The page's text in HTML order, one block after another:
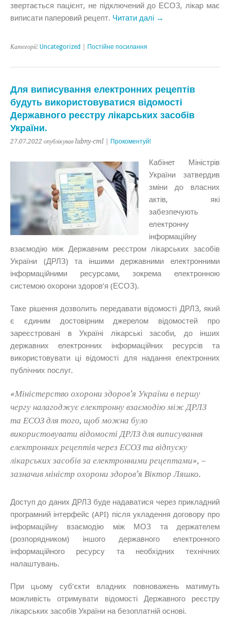
звертається пацієнт, не підключений до ЕСОЗ, лікар має
виписати паперовий рецепт. Читати далі →
Категорії: Uncategorized Постійне посилання
Для виписування електронних рецептів
будуть використовуватися відомості
Державного реєстру лікарських засобів
України.
27.07.2022 опублікував lubny-cml | Прокоментуй!
Кабінет Міністрів
України затвердив
зміни до власних
актів, які
забезпечують
електронну
інформаційну
взаємодію між Державним реєстром лікарських засобів
України (ДРЛЗ) та іншими державними електронними
інформаційними ресурсами, зокрема електронною
системою охорони здоров’я (ЕСОЗ).
Таке рішення дозволить передавати відомості ДРЛЗ, який
є єдиним достовірним джерелом відомостей про
зареєстровані в Україні лікарські засоби, до інших
державних електронних інформаційних ресурсів та
використовувати ці відомості для надання електронних
публічних послуг.
«Міністерство охорони здоров’я України в першу
чергу налагоджує електронну взаємодію між ДРЛЗ
та ЕСОЗ для того, щоб можна було
використовувати відомості ДРЛЗ для виписування
електронних рецептів через ЕСОЗ та відпуску
лікарських засобів за електронними рецептами», –
зазначив міністр охорони здоров’я Віктор Ляшко.
Доступ до даних ДРЛЗ буде надаватися через прикладний
програмний інтерфейс (API) після укладення договору про
інформаційну взаємодію між МОЗ та держателем
(розпорядником) іншого державного електронного
інформаційного ресурсу та необхідних технічних
налаштувань.
При цьому суб’єкти владних повноважень матимуть
можливість отримувати відомості Державного реєстру
лікарських засобів України на безоплатній основі.